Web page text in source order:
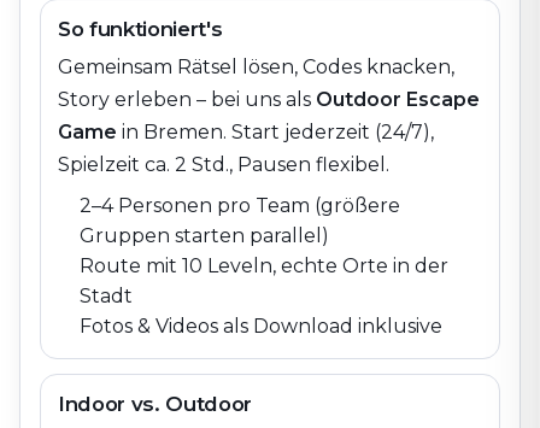
So funktioniert's
Gemeinsam Rätsel lösen, Codes knacken,
Story erleben – bei uns als Outdoor Escape
Game in Bremen. Start jederzeit (24/7),
Spielzeit ca. 2 Std., Pausen flexibel.
2–4 Personen pro Team (größere
Gruppen starten parallel)
Route mit 10 Leveln, echte Orte in der
Stadt
Fotos & Videos als Download inklusive
Indoor vs. Outdoor